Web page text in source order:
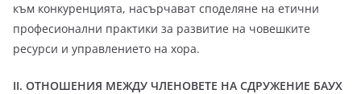
към конкуренцията, насърчават споделяне на етични
професионални практики за развитие на човешките
ресурси и управлението на хора.
II. ОТНОШЕНИЯ МЕЖДУ ЧЛЕНОВЕТЕ НА СДРУЖЕНИЕ БАУХ